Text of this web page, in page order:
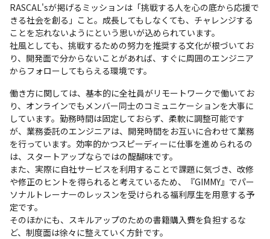
RASCAL'sが掲げるミッションは「挑戦する人を心の底から応援で
きる社会を創る」こと。成長してもしなくても、チャレンジする
ことを忘れないようにという思いが込められています。
社風としても、挑戦するための努力を推奨する文化が根づいてお
り、開発面で分からないことがあれば、すぐに周囲のエンジニア
からフォローしてもらえる環境です。
働き方に関しては、基本的に全社員がリモートワークで働いてお
り、オンラインでもメンバー同士のコミュニケーションを大事に
しています。勤務時間は固定しておらず、柔軟に調整可能です
が、業務委託のエンジニアは、開発時間をお互いに合わせて業務
を行っています。効率的かつスピーディーに仕事を進められるの
は、スタートアップならではの醍醐味です。
また、実際に自社サービスを利用することで課題に気づき、改修
や修正のヒントを得られると考えているため、『GIMMY』でパー
ソナルトレーナーのレッスンを受けられる福利厚生を用意する予
定です。
そのほかにも、スキルアップのための書籍購入費を負担するな
ど、制度面は徐々に整えていく方針です。